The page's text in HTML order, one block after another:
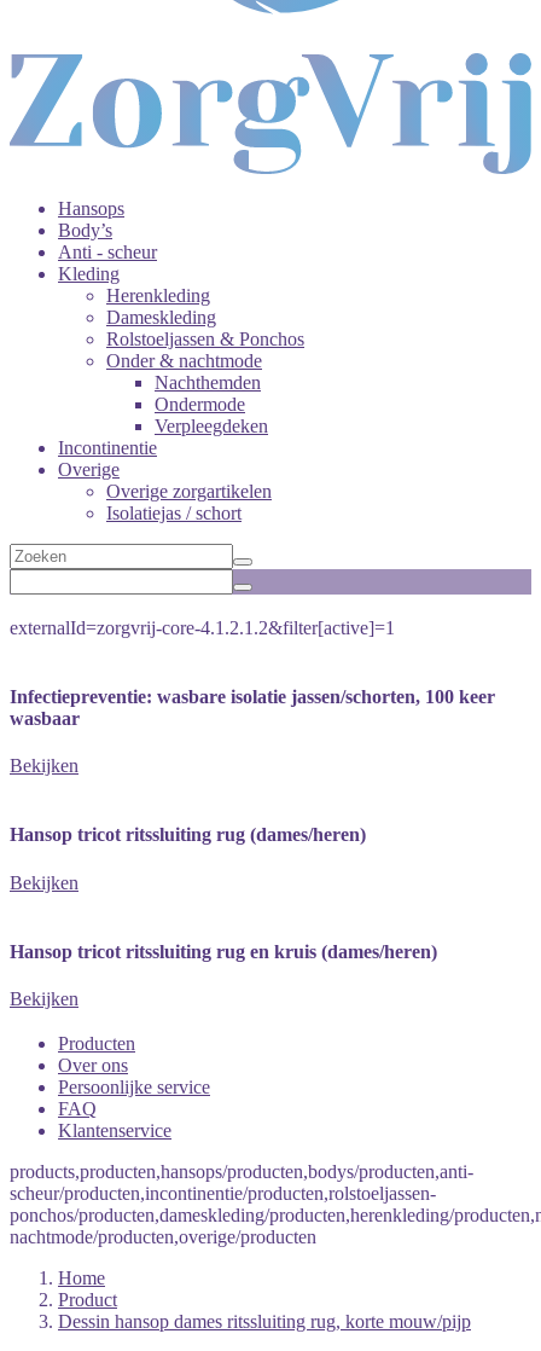
Hansops
Body’s
Anti - scheur
Kleding
Herenkleding
Dameskleding
Rolstoeljassen & Ponchos
Onder & nachtmode
Nachthemden
Ondermode
Verpleegdeken
Incontinentie
Overige
Overige zorgartikelen
Isolatiejas / schort
externalId=zorgvrij-core-4.1.2.1.2&filter[active]=1
Infectiepreventie: wasbare isolatie jassen/schorten, 100 keer
wasbaar
Bekijken
Hansop tricot ritssluiting rug (dames/heren)
Bekijken
Hansop tricot ritssluiting rug en kruis (dames/heren)
Bekijken
Producten
Over ons
Persoonlijke service
FAQ
Klantenservice
products,producten,hansops/producten,bodys/producten,anti-
scheur/producten,incontinentie/producten,rolstoeljassen-
ponchos/producten,dameskleding/producten,herenkleding/
nachtmode/producten,overige/producten
Home
Product
Dessin hansop dames ritssluiting rug, korte mouw/pijp